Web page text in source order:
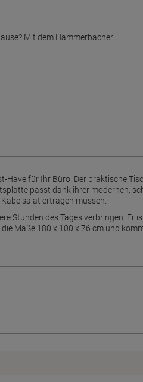
Mit dem Hammerbacher
für Ihr Büro. Der praktische
passt dank ihrer modernen,
ertragen müssen.
Stunden des Tages verbringen.
Maße 180 x 100 x 76 cm und